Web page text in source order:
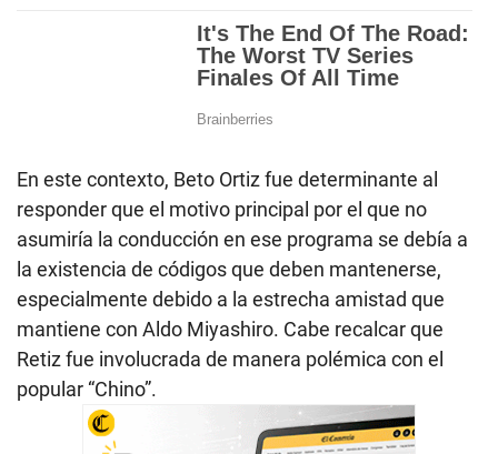
En este contexto, Beto Ortiz fue determinante al
responder que el motivo principal por el que no
asumiría la conducción en ese programa se debía a
la existencia de códigos que deben mantenerse,
especialmente debido a la estrecha amistad que
mantiene con Aldo Miyashiro. Cabe recalcar que
Retiz fue involucrada de manera polémica con el
popular “Chino”.